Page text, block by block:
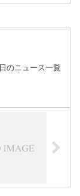
のニュース一覧